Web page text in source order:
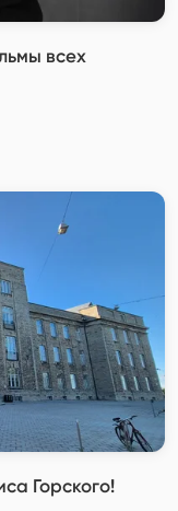
всех
Горского!